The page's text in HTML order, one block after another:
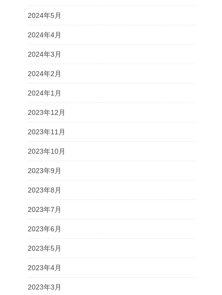
2024年5月
2024年4月
2024年3月
2024年2月
2024年1月
2023年12月
2023年11月
2023年10月
2023年9月
2023年8月
2023年7月
2023年6月
2023年5月
2023年4月
2023年3月